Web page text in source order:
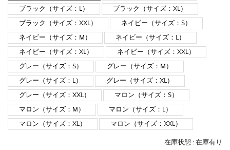
ブラック（サイズ：L）
ブラック（サイズ：XL）
ブラック（サイズ：XXL）
ネイビー（サイズ：S）
ネイビー（サイズ：M）
ネイビー（サイズ：L）
ネイビー（サイズ：XL）
ネイビー（サイズ：XXL）
グレー（サイズ：S）
グレー（サイズ：M）
グレー（サイズ：L）
グレー（サイズ：XL）
グレー（サイズ：XXL）
マロン（サイズ：S）
マロン（サイズ：M）
マロン（サイズ：L）
マロン（サイズ：XL）
マロン（サイズ：XXL）
在庫状態 : 在庫有り